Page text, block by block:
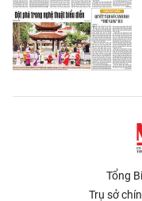
Tổng
Trụ sở